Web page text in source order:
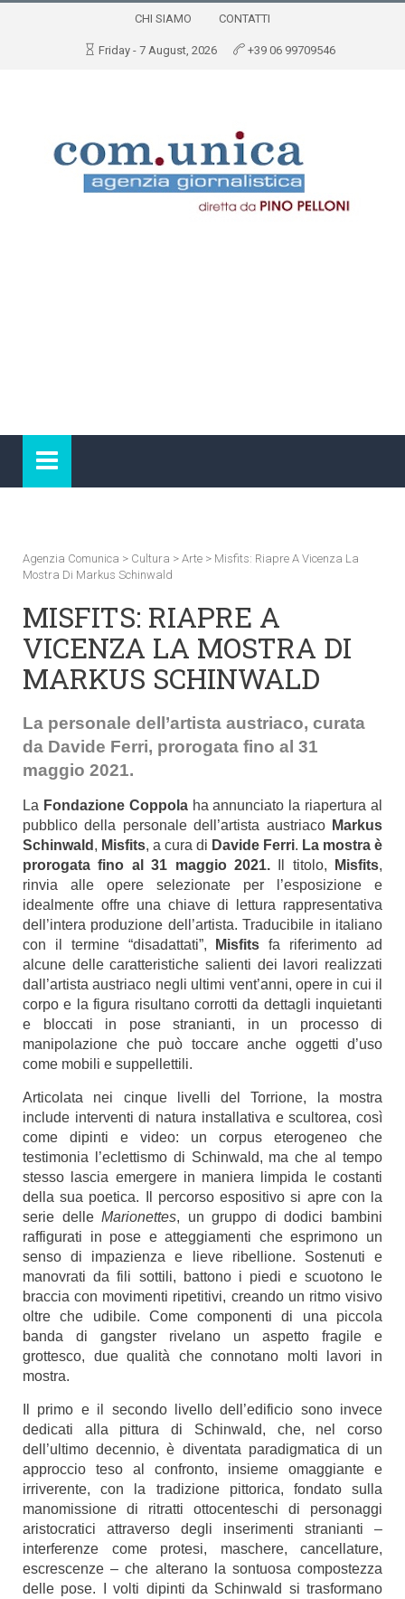
CHI SIAMO CONTATTI
Friday - 7 August, 2026 +39 06 99709546
Agenzia Comunica > Cultura > Arte > Misfits: Riapre A Vicenza La
Mostra Di Markus Schinwald
MISFITS: RIAPRE A
VICENZA LA MOSTRA DI
MARKUS SCHINWALD
La personale dell’artista austriaco, curata
da Davide Ferri, prorogata fino al 31
maggio 2021.
La Fondazione Coppolaha annunciato la riapertura al
pubblico della personale dell’artista austriaco Markus
Schinwald , Misfits, a cura di Davide Ferri. La mostra è
prorogata fino al 31 maggio 2021.
Il titolo, Misfits,
rinvia alle opere selezionate per l’esposizione e
idealmente offre una chiave di lettura rappresentativa
dell’intera produzione dell’artista. Traducibile in italiano
con il termine “disadattati”,
Misfits fa riferimento ad
alcune delle caratteristiche salienti dei lavori realizzati
dall’artista austriaco negli ultimi vent’anni, opere in cui il
corpo e la figura risultano corrotti da dettagli inquietanti
e bloccati in pose stranianti, in un processo di
manipolazione che può toccare anche oggetti d’uso
come mobili e suppellettili.
Articolata nei cinque livelli del Torrione, la mostra
include interventi di natura installativa e scultorea, così
come dipinti e video: un corpus eterogeneo che
testimonia l’eclettismo di Schinwald, ma che al tempo
stesso lascia emergere in maniera limpida le costanti
della sua poetica. Il percorso espositivo si apre con la
serie delleMarionettes, un gruppo di dodici bambini
raffigurati in pose e atteggiamenti che esprimono un
senso di impazienza e lieve ribellione. Sostenuti e
manovrati da fili sottili, battono i piedi e scuotono le
braccia con movimenti ripetitivi, creando un ritmo visivo
oltre che udibile. Come componenti di una piccola
banda di gangster rivelano un aspetto fragile e
grottesco, due qualità che connotano molti lavori in
mostra.
Il primo e il secondo livello dell’edificio sono invece
dedicati alla pittura di Schinwald, che, nel corso
dell’ultimo decennio, è diventata paradigmatica di un
approccio teso al confronto, insieme omaggiante e
irriverente, con la tradizione pittorica, fondato sulla
manomissione di ritratti ottocenteschi di personaggi
aristocratici attraverso degli inserimenti stranianti –
interferenze come protesi, maschere, cancellature,
escrescenze – che alterano la sontuosa compostezza
delle pose. I volti dipinti da Schinwald si trasformano